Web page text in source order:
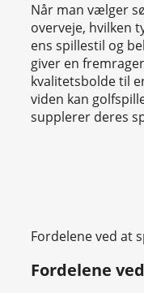
Når man vælger
overveje, hvilken
ens spillestil og
giver en
kvalitetsbolde til
viden kan
supplerer deres
Fordelene ved at
Fordelene